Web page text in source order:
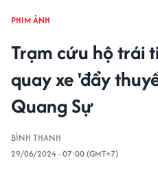
PHIM ẢNH
Trạm cứu hộ trái
quay xe 'đẩy
Quang Sự
BÌNH THANH
29/06/2024 - 07:00 (GMT+7)